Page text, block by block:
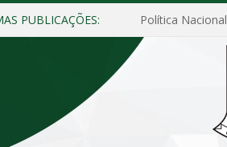
PUBLICAÇÕES: Política